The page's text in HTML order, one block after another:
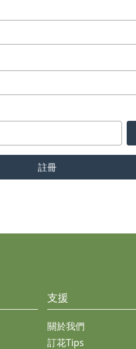
註冊
支援
關於我們
訂花Tips